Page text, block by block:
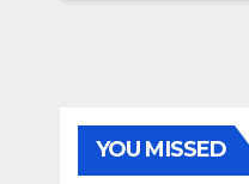
YOU MISSED